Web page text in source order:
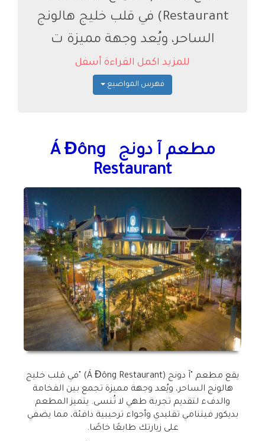
Restaurant) في قلب خليج هالونج
الساحر، ويُعد وجهة مميزة ت
للمزيد اكمل القراءة أسفل
فهرس المواضيع
مطعم آ دونج Á Đông
Restaurant
يقع مطعم "آ دونج " (Á Đông Restaurant) في قلب خليج
هالونج الساحر، ويُعد وجهة مميزة تجمع بين الفخامة
والدفء لتقديم تجربة طهي لا تُنسى. يتميز المطعم
بديكور فيتنامي تقليدي وأجواء ترحيبية دافئة، مما يضفي
على زيارتك طابعًا خاصًا.